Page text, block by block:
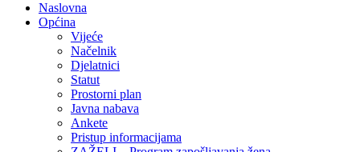
Naslovna
Općina
Vijeće
Načelnik
Djelatnici
Statut
Prostorni plan
Javna nabava
Ankete
Pristup informacijama